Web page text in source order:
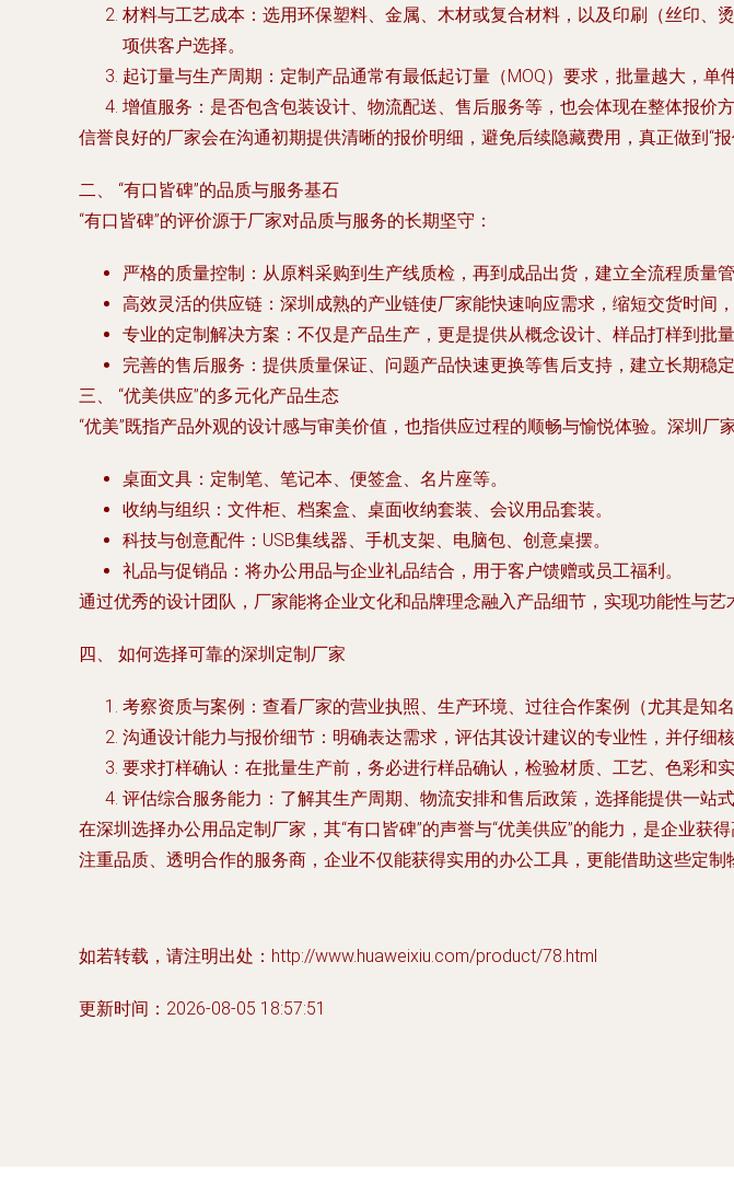
材料与工艺成本 ：选用环保塑料、金属、木材或复合材料，以及印刷（丝印
项供客户选择。
起订量与生产周期 ：定制产品通常有最低起订量（MOQ）要求，批量越大，
增值服务 ：是否包含包装设计、物流配送、售后服务等，也会体现在整体报价方
信誉良好的厂家会在沟通初期提供清晰的报价明细，避免后续隐藏费用，真正做到“报
二、 “有口皆碑”的品质与服务基石
“有口皆碑”的评价源于厂家对品质与服务的长期坚守：
严格的质量控制 ：从原料采购到生产线质检，再到成品出货，建立全流程质量
高效灵活的供应链 ：深圳成熟的产业链使厂家能快速响应需求，缩短交货时间
专业的定制解决方案 ：不仅是产品生产，更是提供从概念设计、样品打样到批
完善的售后服务 ：提供质量保证、问题产品快速更换等售后支持，建立长期稳定
三、 “优美供应”的多元化产品生态
“优美”既指产品外观的设计感与审美价值，也指供应过程的顺畅与愉悦体验。深圳厂
桌面文具 ：定制笔、笔记本、便签盒、名片座等。
收纳与组织 ：文件柜、档案盒、桌面收纳套装、会议用品套装。
科技与创意配件 ：USB集线器、手机支架、电脑包、创意桌摆。
礼品与促销品 ：将办公用品与企业礼品结合，用于客户馈赠或员工福利。
通过优秀的设计团队，厂家能将企业文化和品牌理念融入产品细节，实现功能性与艺
四、 如何选择可靠的深圳定制厂家
考察资质与案例 ：查看厂家的营业执照、生产环境、过往合作案例（尤其是知
沟通设计能力与报价细节 ：明确表达需求，评估其设计建议的专业性，并仔细
要求打样确认 ：在批量生产前，务必进行样品确认，检验材质、工艺、色彩和实
评估综合服务能力 ：了解其生产周期、物流安排和售后政策，选择能提供一站
在深圳选择办公用品定制厂家，其“有口皆碑”的声誉与“优美供应”的能力，是企业
注重品质、透明合作的服务商，企业不仅能获得实用的办公工具，更能借助这些定制
如若转载，请注明出处：http://www.huaweixiu.com/product/78.html
更新时间：2026-08-05 18:57:51